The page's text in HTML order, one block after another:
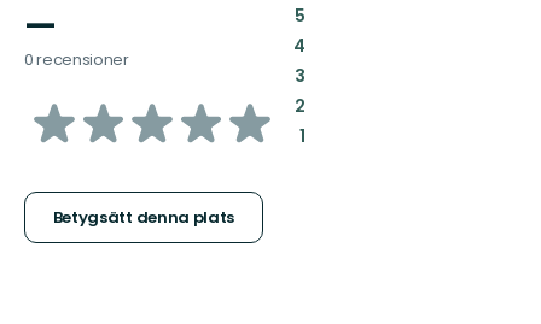
—
0 recensioner
av
stjärnor
Betygsätt denna plats
5:
4:
3:
2:
1: